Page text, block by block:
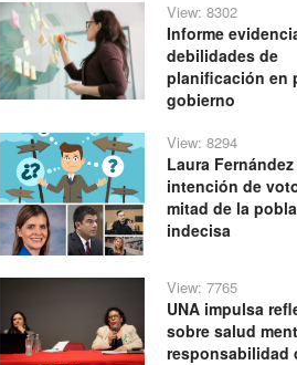
View: 8302
Informe
debilidades de
planificación en
gobierno
View: 8294
Laura
intención de
mitad de la
indecisa
View: 7765
UNA impulsa
sobre salud
responsabilidad